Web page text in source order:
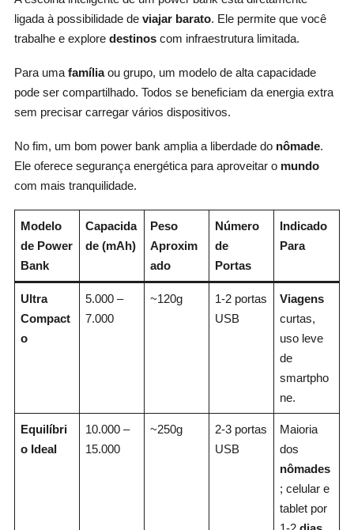
ligada à possibilidade de viajar barato. Ele permite que você
trabalhe e explore destinoscom infraestrutura limitada.
Para uma famíliaou grupo, um modelo de alta capacidade
pode ser compartilhado. Todos se beneficiam da energia extra
sem precisar carregar vários dispositivos.
No fim, um bom power bank amplia a liberdade do nômade.
Ele oferece segurança energética para aproveitar o mundo
com mais tranquilidade.
Modelo
de Power
Bank
Capacida
de (mAh)
Peso
Aproxim
ado
Número
de
Portas
Indicado
Para
Ultra
Compact
o
5.000 –
7.000
~120g
1-2 portas
USB
Viagens
curtas,
uso leve
de
smartpho
ne.
Equilíbri
o Ideal
10.000 –
15.000
~250g
2-3 portas
USB
Maioria
dos
nômades
; celular e
tablet por